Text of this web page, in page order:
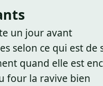
un jour avant
selon ce qui est de
quand elle est
four la ravive bien